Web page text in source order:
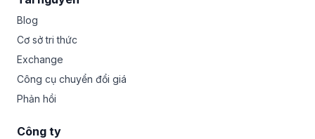
Blog
Cơ sở tri thức
Exchange
Công cụ chuyển đổi giá
Phản hồi
Công ty